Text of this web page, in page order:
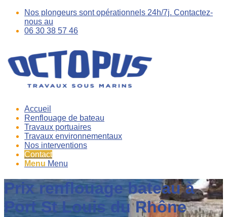
Nos plongeurs sont opérationnels 24h/7j. Contactez-
nous au
06 30 38 57 46
Accueil
Renflouage de bateau
Travaux portuaires
Travaux environnementaux
Nos interventions
Contact
Menu Menu
Prix renflouage bateau à
Port St Louis du Rhône